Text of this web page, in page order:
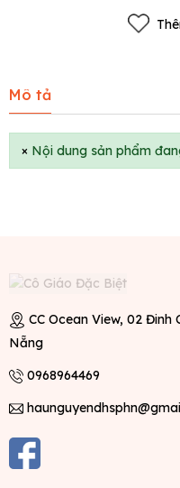
Mô tả
× Nội dung sản phẩm
CC Ocean View, 02 Đinh
Nẵng
0968964469